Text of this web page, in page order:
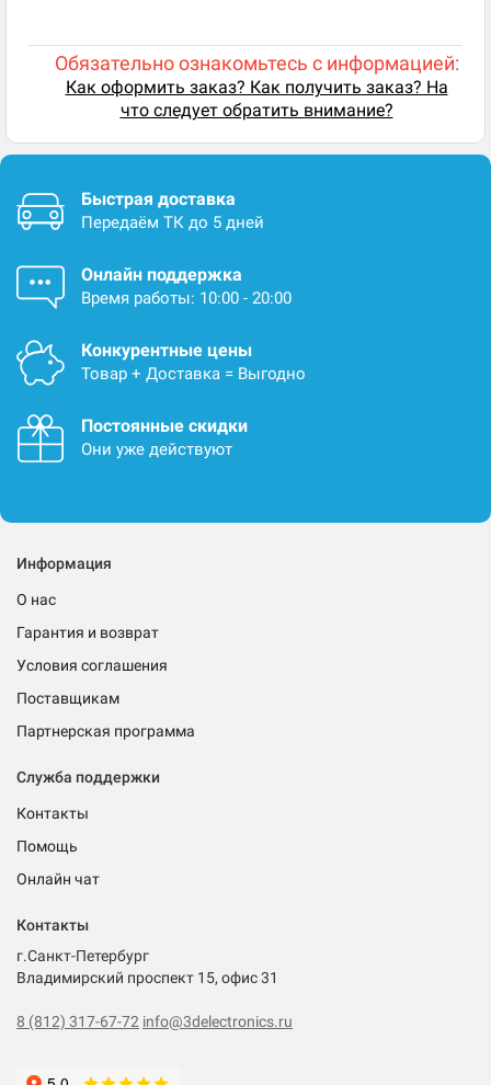
Обязательно ознакомьтесь с информацией:
Как оформить заказ? Как получить заказ? На
что следует обратить внимание?
Быстрая доставка
Передаём ТК до 5 дней
Онлайн поддержка
Время работы: 10:00 - 20:00
Конкурентные цены
Товар + Доставка = Выгодно
Постоянные скидки
Они уже действуют
Информация
О нас
Гарантия и возврат
Условия соглашения
Поставщикам
Партнерская программа
Служба поддержки
Контакты
Помощь
Онлайн чат
Контакты
г.Санкт-Петербург
Владимирский проспект 15, офис 31
8 (812) 317-67-72 info@3delectronics.ru